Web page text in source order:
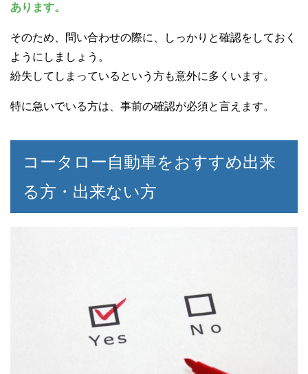
あります。
そのため、問い合わせの際に、しっかりと確認をしておく
ようにしましょう。
紛失してしまっているという方も意外に多くいます。
特に急いでいる方は、事前の確認が必須と言えます。
コータロー自動車をおすすめ出来
る方・出来ない方